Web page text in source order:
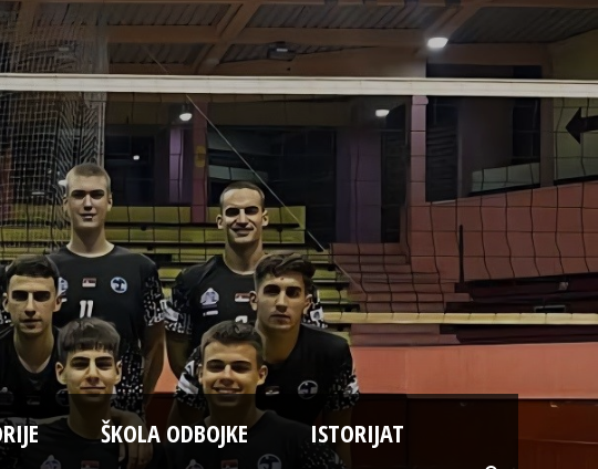
ŠKOLA ODBOJKE ISTORIJAT